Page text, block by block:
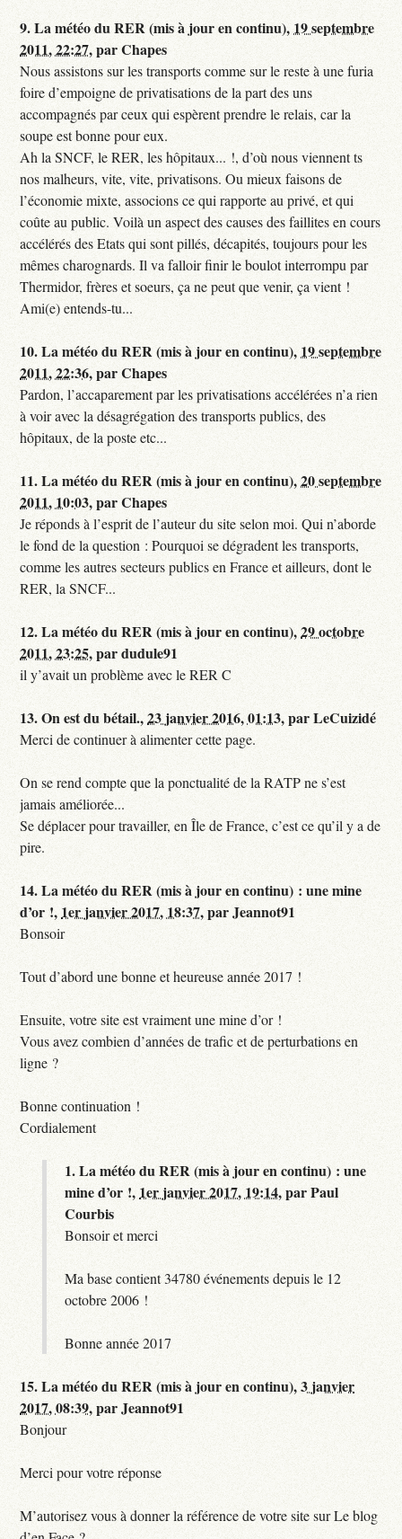
9.La météo du RER (mis à jour en continu), 19 septembre
2011, 22:27,parChapes
Nous assistons sur les transports comme sur le reste à une furia
foire d’empoigne de privatisations de la part des uns
accompagnés par ceux qui espèrent prendre le relais, car la
soupe est bonne pour eux.
Ah la SNCF, le RER, les hôpitaux... !, d’où nous viennent ts
nos malheurs, vite, vite, privatisons. Ou mieux faisons de
l’économie mixte, associons ce qui rapporte au privé, et qui
coûte au public. Voilà un aspect des causes des faillites en cours
accélérés des Etats qui sont pillés, décapités, toujours pour les
mêmes charognards. Il va falloir finir le boulot interrompu par
Thermidor, frères et soeurs, ça ne peut que venir, ça vient !
Ami(e) entends-tu...
10.La météo du RER (mis à jour en continu), 19 septembre
2011, 22:36,parChapes
Pardon, l’accaparement par les privatisations accélérées n’a rien
à voir avec la désagrégation des transports publics, des
hôpitaux, de la poste etc...
11.La météo du RER (mis à jour en continu),20 septembre
2011, 10:03,parChapes
Je réponds à l’esprit de l’auteur du site selon moi. Qui n’aborde
le fond de la question : Pourquoi se dégradent les transports,
comme les autres secteurs publics en France et ailleurs, dont le
RER, la SNCF...
12.La météo du RER (mis à jour en continu),29 octobre
2011, 23:25,pardudule91
il y’avait un problème avec le RER C
13.On est du bétail.,23 janvier 2016, 01:13,parLeCuizidé
Merci de continuer à alimenter cette page.
On se rend compte que la ponctualité de la RATP ne s’est
jamais améliorée...
Se déplacer pour travailler, en Île de France, c’est ce qu’il y a de
pire.
14.La météo du RER (mis à jour en continu) : une mine
d’or !, 1er janvier 2017, 18:37,parJeannot91
Bonsoir
Tout d’abord une bonne et heureuse année 2017 !
Ensuite, votre site est vraiment une mine d’or !
Vous avez combien d’années de trafic et de perturbations en
ligne ?
Bonne continuation !
Cordialement
1.La météo du RER (mis à jour en continu) : une
mine d’or !, 1er janvier 2017, 19:14,parPaul
Courbis
Bonsoir et merci
Ma base contient 34780 événements depuis le 12
octobre 2006 !
Bonne année 2017
15.La météo du RER (mis à jour en continu),3 janvier
2017, 08:39,parJeannot91
Bonjour
Merci pour votre réponse
M’autorisez vous à donner la référence de votre site sur Le blog